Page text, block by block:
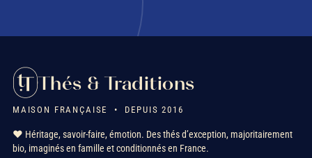
Thés & Traditions
MAISON FRANÇAISE • DEPUIS 2016
❤️ Héritage, savoir-faire, émotion. Des thés d’exception, majoritairement
bio, imaginés en famille et conditionnés en France.